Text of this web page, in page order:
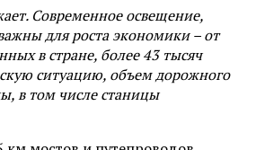
Современное освещение,
для роста экономики – от
в стране, более 43 тысяч
ситуацию, объем дорожного
в том числе станицы